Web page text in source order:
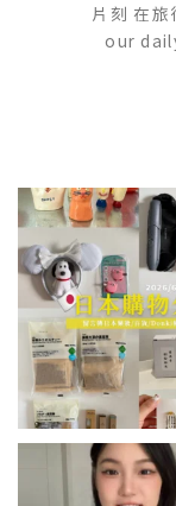
片刻 在
our
💭留言「免費」傳日
貨/機場/Donki/折
452
💭留言「美背」傳
🏷️#吉推韓國
...